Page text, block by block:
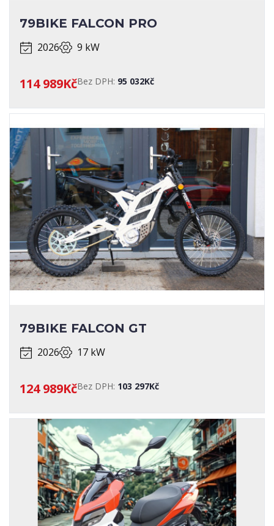
79BIKE FALCON PRO
2026 9 kW
114 989KčBez DPH: 95 032Kč
79BIKE FALCON GT
2026 17 kW
124 989KčBez DPH: 103 297Kč